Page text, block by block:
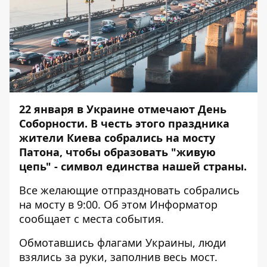
22 января в Украине отмечают День
Соборности. В честь этого праздника
жители Киева собрались на мосту
Патона, чтобы образовать "живую
цепь" - символ единства нашей страны.
Все желающие отпраздновать собрались
на мосту в 9:00. Об этом Информатор
сообщает с места события.
Обмотавшись флагами Украины, люди
взялись за руки, заполнив весь мост.